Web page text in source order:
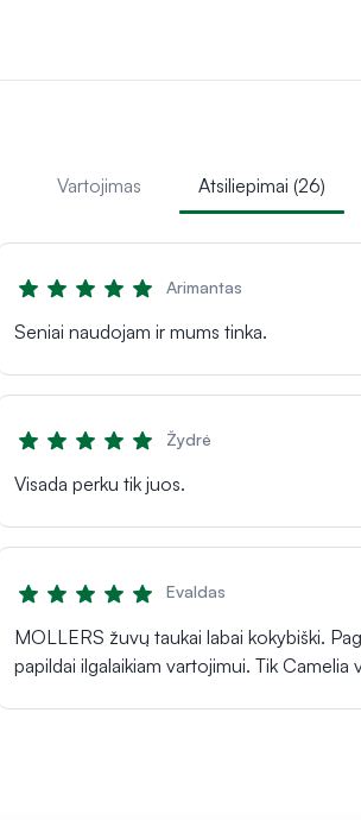
Vartojimas Atsiliepimai (26)
Arimantas
Seniai naudojam ir mums tinka.
Žydrė
Visada perku tik juos.
Evaldas
MOLLERS žuvų taukai labai kokybiški.
papildai ilgalaikiam vartojimui. Tik